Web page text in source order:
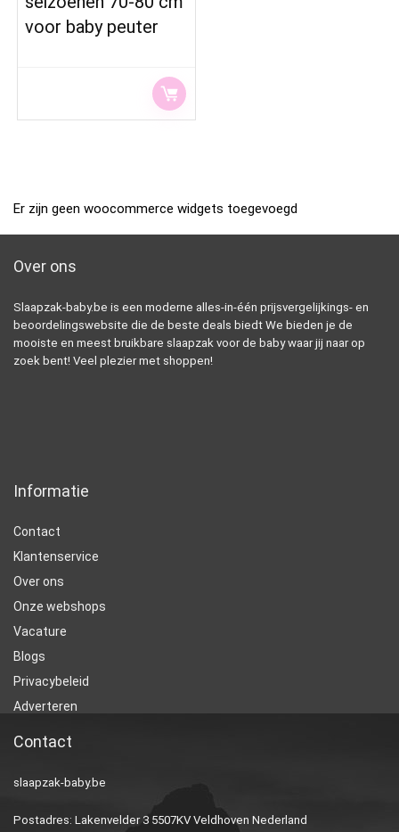
voor baby peuter
Er zijn geen woocommerce widgets toegevoegd
Over ons
Slaapzak-baby.be is een moderne alles-in-één prijsvergelijkings- en
beoordelingswebsite die de beste deals biedt We bieden je de
mooiste en meest bruikbare slaapzak voor de baby waar jij naar op
zoek bent! Veel plezier met shoppen!
Informatie
Contact
Klantenservice
Over ons
Onze webshops
Vacature
Blogs
Privacybeleid
Adverteren
Contact
slaapzak-baby.be
Postadres: Lakenvelder 3 5507KV Veldhoven Nederland